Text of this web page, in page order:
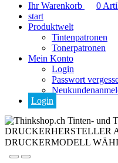
Ihr Warenkorb 0
start
Produktwelt
Tintenpatronen
Tonerpatronen
Mein Konto
Login
Passwort
Login
Tinten- und
DRUCKERHERSTELLER
DRUCKERMODELL